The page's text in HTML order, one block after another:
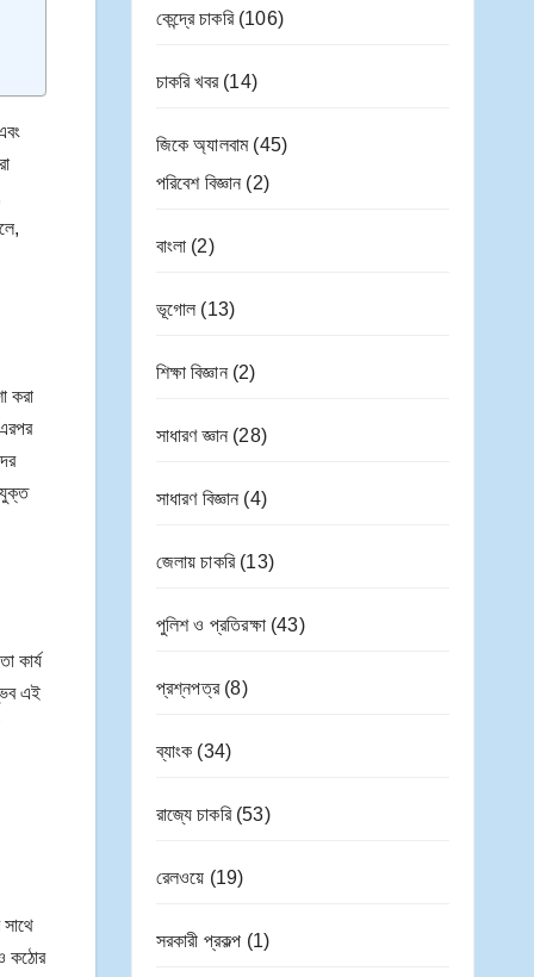
করা
কার্য
এই
কঠোর
কেন্দ্রে চাকরি(106)
চাকরি খবর(14)
জিকে অ্যালবাম(45)
পরিবেশ বিজ্ঞান (2)
বাংলা(2)
ভূগোল (13)
শিক্ষা বিজ্ঞান(2)
সাধারণ জ্ঞান(28)
সাধারণ বিজ্ঞান (4)
জেলায় চাকরি(13)
পুলিশ ও প্রতিরক্ষা(43)
প্রশ্নপত্র(8)
ব্যাংক (34)
রাজ্যে চাকরি(53)
রেলওয়ে (19)
সরকারী প্রকল্প (1)